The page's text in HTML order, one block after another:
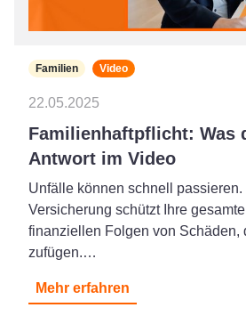
Familien Video
22.05.2025
Familienhaftpflicht: Was
Antwort im Video
Unfälle können schnell passieren.
Versicherung schützt Ihre
finanziellen Folgen von Schäden,
zufügen.…
Mehr erfahren